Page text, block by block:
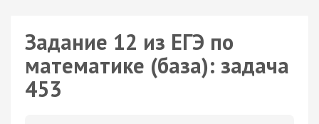
Задание 12 из ЕГЭ по
математике (база): задача
453